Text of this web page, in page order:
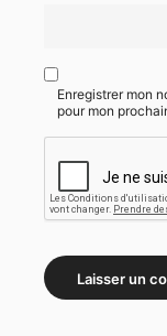
Enregistrer mon
pour mon